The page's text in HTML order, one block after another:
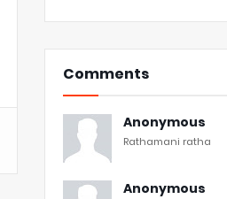
Comments
Anonymous
Rathamani ratha
Anonymous